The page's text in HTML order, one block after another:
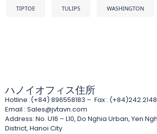
TIPTOE TULIPS WASHINGTON
ハノイオフィス住所
Hotline :(+84) 896558183 – Fax :
Email : Sales@jvtavn.com
Address: No. U16 – L10, Do Nghia Urban, Yen
District, Hanoi City